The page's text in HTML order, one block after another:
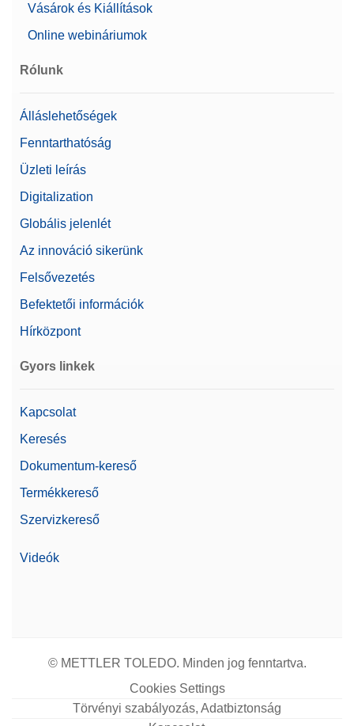
Vásárok és Kiállítások
Online webináriumok
Rólunk
Álláslehetőségek
Fenntarthatóság
Üzleti leírás
Digitalization
Globális jelenlét
Az innováció sikerünk
Felsővezetés
Befektetői információk
Hírközpont
Gyors linkek
Kapcsolat
Keresés
Dokumentum-kereső
Termékkereső
Szervizkereső
Videók
© METTLER TOLEDO. Minden jog fenntartva.
Cookies Settings
Törvényi szabályozás, Adatbiztonság